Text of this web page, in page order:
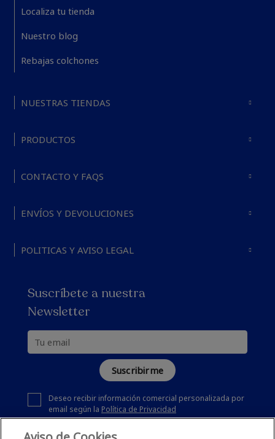
Localiza tu tienda
Nuestro blog
Rebajas colchones
NUESTRAS TIENDAS
PRODUCTOS
CONTACTO Y FAQS
ENVÍOS Y DEVOLUCIONES
POLITICAS Y AVISO LEGAL
Suscríbete a nuestra
Newsletter
Suscribirme
Deseo recibir información comercial personalizada por
email según la Política de Privacidad